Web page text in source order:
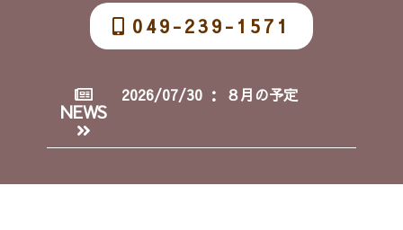
049-239-1571
NEWS
2026/07/30 ： ８月の予定